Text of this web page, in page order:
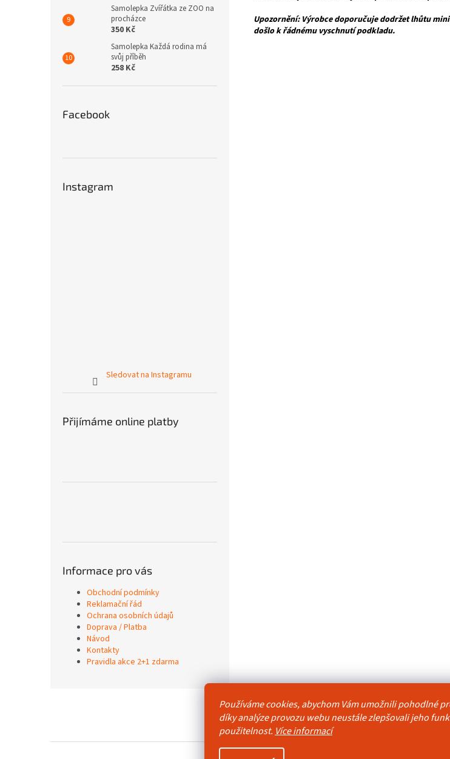
Používáme cookies, abychom Vám umožnili pohodlné
díky analýze provozu webu neustále zlepšovali jeho
použitelnost. Více informací
Samolepka Zvířátka ze ZOO na
procházce
350 Kč
Samolepka Každá rodina má
svůj příběh
258 Kč
Facebook
Instagram
Sledovat na Instagramu
Přijímáme online platby
Informace pro vás
Obchodní podmínky
Reklamační řád
Ochrana osobních údajů
Doprava / Platba
Návod
Kontakty
Pravidla akce 2+1 zdarma
Upozornění: Výrobce doporučuje dodržet lhůtu
došlo k řádnému vyschnutí podkladu.
Obchodní podmínky Reklamační řád Ochrana osobních